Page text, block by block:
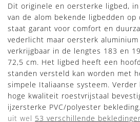
Dit originele en oersterke ligbed,
van de alom bekende ligbedden
staat garant voor comfort en
vederlicht maar oersterk aluminium
verkrijgbaar in de lengtes 183 en
72,5 cm. Het ligbed heeft een
standen versteld kan worden met
simpele Italiaanse systeem.
hoge kwaliteit roestvrijstaal
ijzersterke PVC/polyester bekleding.
uit wel 53 verschillende